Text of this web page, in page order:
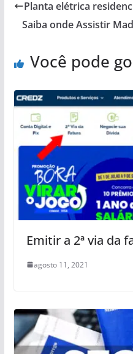
Planta elétrica
Saiba onde Assistir
Você pode
Emitir a 2ª via da
agosto 11, 2021